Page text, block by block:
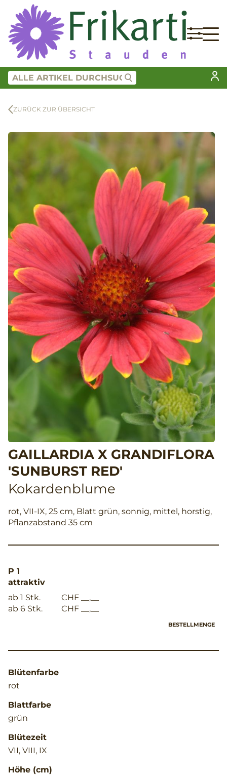
ZURÜCK ZUR ÜBERSICHT
GAILLARDIA X GRANDIFLORA
'SUNBURST RED'
Kokardenblume
rot, VII-IX, 25 cm, Blatt grün, sonnig, mittel, horstig,
Pflanzabstand 35 cm
P 1
attraktiv
ab 1 Stk.
CHF __,__
ab 6 Stk.
CHF __,__
BESTELLMENGE
Blütenfarbe
rot
Blattfarbe
grün
Blütezeit
VII, VIII, IX
Höhe (cm)